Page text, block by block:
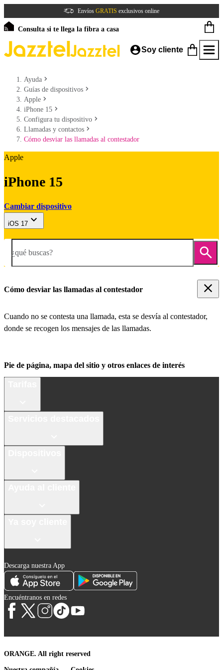
Envíos GRATIS exclusivos online
Consulta si te llega la fibra a casa
Soy cliente
Ayuda
Guías de dispositivos
Apple
iPhone 15
Configura tu dispositivo
Llamadas y contactos
Cómo desviar las llamadas al contestador
Apple
iPhone 15
Cambiar dispositivo
iOS 17
¿qué buscas?
Cómo desviar las llamadas al contestador
Cuando no se contesta una llamada, esta se desvía al contestador,
donde se recogen los mensajes de las llamadas.
Pie de página, mapa del sitio y otros enlaces de interés
Descarga nuestra App
Encuéntranos en redes
ORANGE. All right reserved